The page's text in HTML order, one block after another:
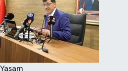
Yaşam